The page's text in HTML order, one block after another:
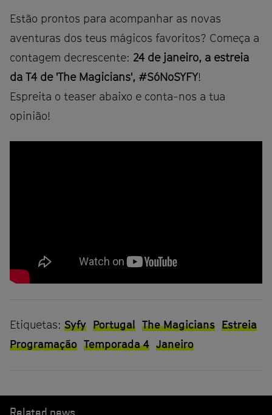
Estão prontos para acompanhar as novas
aventuras dos teus mágicos favoritos? Começa a
contagem decrescente: 24 de janeiro, a estreia
da T4 de 'The Magicians', #SóNoSYFY!
Espreita o teaser abaixo e conta-nos a tua
opinião!
Etiquetas: Syfy Portugal The Magicians Estreia
Programação Temporada 4 Janeiro